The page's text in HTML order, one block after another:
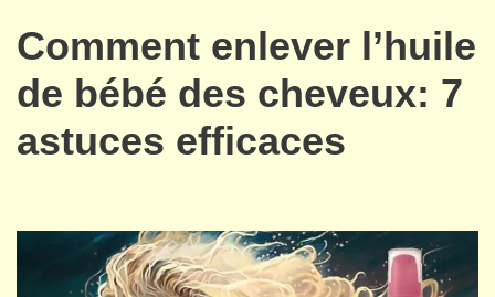
Comment enlever l’huile
de bébé des cheveux: 7
astuces efficaces